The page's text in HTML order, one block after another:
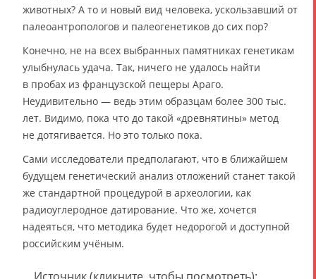
животных? А то и новый вид человека, ускользавший от
палеоантропологов и палеогенетиков до сих пор?
Конечно, не на всех выбранных памятниках генетикам
улыбнулась удача. Так, ничего не удалось найти
в пробах из французской пещеры Араго.
Неудивительно — ведь этим образцам более 300 тыс.
лет. Видимо, пока что до такой «древнятины» метод
не дотягивается. Но это только пока.
Сами исследователи предполагают, что в ближайшем
будущем генетический анализ отложений станет такой
же стандартной процедурой в археологии, как
радиоуглеродное датирование. Что же, хочется
надеяться, что методика будет недорогой и доступной
российским учёным.